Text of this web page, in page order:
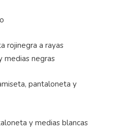
rojinegra a rayas
medias negras
pantaloneta y
y medias blancas